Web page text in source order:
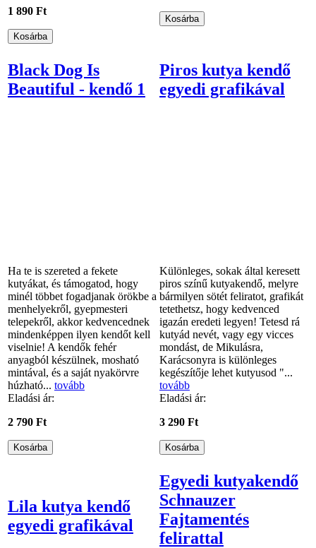
1 890 Ft
Black Dog Is
Beautiful - kendő 1
Ha te is szereted a fekete
kutyákat, és támogatod, hogy
minél többet fogadjanak örökbe a
menhelyekről, gyepmesteri
telepekről, akkor kedvencednek
mindenképpen ilyen kendőt kell
viselnie! A kendők fehér
anyagból készülnek, mosható
mintával, és a saját nyakörvre
húzható... tovább
Eladási ár:
2 790 Ft
Piros kutya kendő
egyedi grafikával
Különleges, sokak által keresett
piros színű kutyakendő, melyre
bármilyen sötét feliratot, grafikát
tetethetsz, hogy kedvenced
igazán eredeti legyen! Tetesd rá
kutyád nevét, vagy egy vicces
mondást, de Mikulásra,
Karácsonyra is különleges
kegészítője lehet kutyusod "...
tovább
Eladási ár:
3 290 Ft
Lila kutya kendő
egyedi grafikával
Egyedi kutyakendő
Schnauzer
Fajtamentés
felirattal